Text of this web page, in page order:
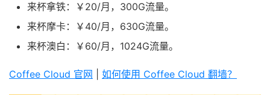
来杯拿铁：￥20/月，300G流量。
来杯摩卡：￥40/月，630G流量。
来杯澳白：￥60/月，1024G流量。
Coffee Cloud 官网 如何使用 Coffee Cloud 翻墙？